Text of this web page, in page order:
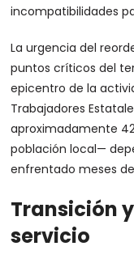
incompatibilidades
La urgencia del
puntos críticos del
epicentro de la
Trabajadores
aproximadamente
población local—
enfrentado meses
Transición
servicio